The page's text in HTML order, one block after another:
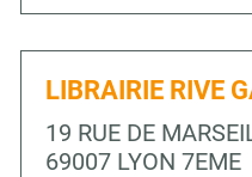
LIBRAIRIE RIVE
19 RUE DE
69007 LYON 7EME